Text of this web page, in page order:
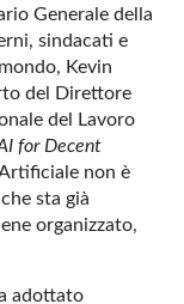
Generale della
sindacati e
Kevin
del Direttore
del Lavoro
for Decent
non è
sta già
organizzato,
adottato